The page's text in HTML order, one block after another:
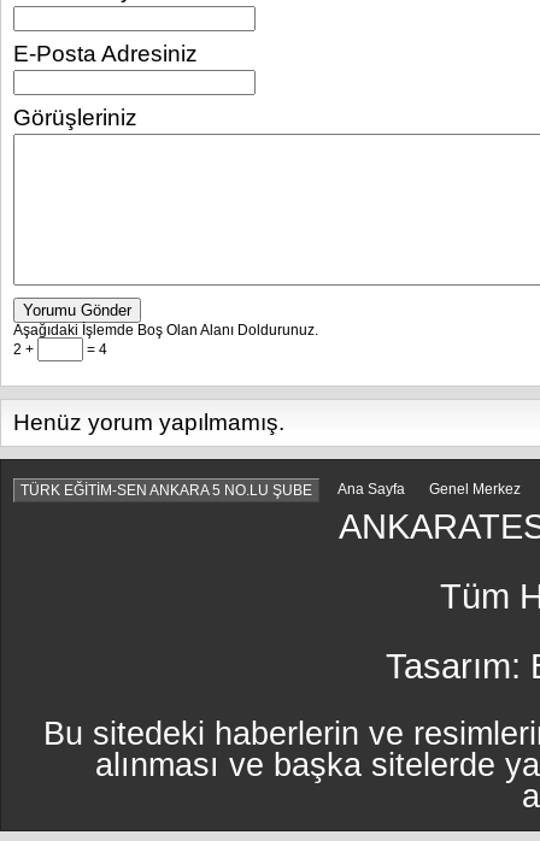
E-Posta Adresiniz
Görüşleriniz
Yorumu Gönder
Aşağıdaki İşlemde Boş Olan Alanı Doldurunuz.
2 +
= 4
Henüz yorum yapılmamış.
TÜRK EĞİTİM-SEN ANKARA 5 NO.LU ŞUBE Ana Sayfa Genel Merkez
Tüm
Tasarım:
Bu sitedeki haberlerin ve
alınması ve başka sitelerde